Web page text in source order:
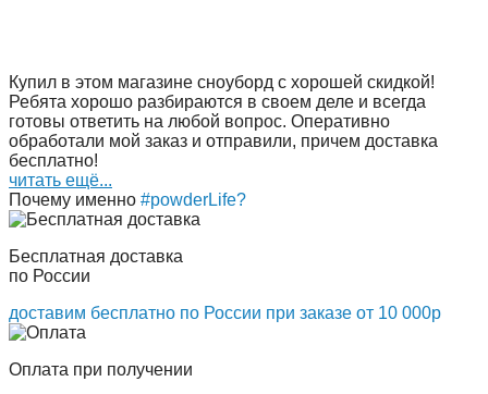
Купил в этом магазине сноуборд с хорошей скидкой!
Ребята хорошо разбираются в своем деле и всегда
готовы ответить на любой вопрос. Оперативно
обработали мой заказ и отправили, причем доставка
бесплатно!
читать ещё...
Почему именно #powderLife?
Бесплатная доставка
по России
доставим бесплатно по России при заказе от 10 000р
Оплата при получении